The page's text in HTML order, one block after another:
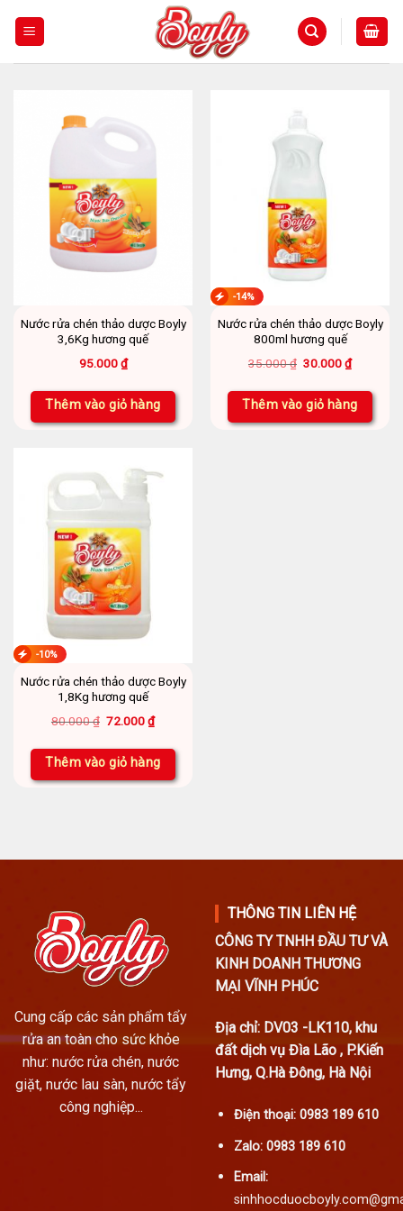
Nước rửa chén thảo dược Boyly
3,6Kg hương quế
95.000₫
Thêm vào giỏ hàng
-14%
Nước rửa chén thảo dược Boyly
800ml hương quế
35.000₫ Giá
35.000 ₫.
30.000₫Giá
hiện
30.000 ₫.
Thêm vào giỏ hàng
-10%
Nước rửa chén thảo dược Boyly
1,8Kg hương quế
80.000₫ Giá
80.000 ₫.
72.000₫Giá
hiện
là:
72.000 ₫.
Thêm vào giỏ hàng
Cung cấp các sản phẩm tẩy
rửa an toàn cho sức khỏe
như: nước rửa chén, nước
giặt, nước lau sàn, nước tẩy
công nghiệp...
THÔNG TIN LIÊN HỆ
CÔNG TY TNHH ĐẦU TƯ VÀ
KINH DOANH THƯƠNG
MẠI VĨNH PHÚC
Địa chỉ: DV03 -LK110, khu
đất dịch vụ Đìa Lão , P.Kiến
Hưng, Q.Hà Đông, Hà Nội
Điện thoại: 0983 189 610
Zalo: 0983 189 610
Email: